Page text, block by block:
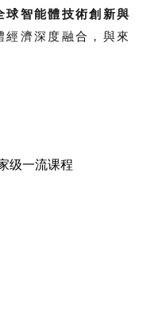
球智能體技術創新與
經濟深度融合，與來
级一流课程